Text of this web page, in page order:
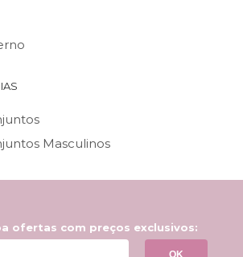
Masculinos
ofertas com preços exclusivos:
OK